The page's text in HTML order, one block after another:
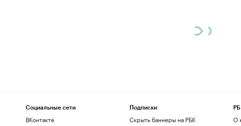
Социальные сети
ВКонтакте
Подписки
Скрыть баннеры на РБК
О